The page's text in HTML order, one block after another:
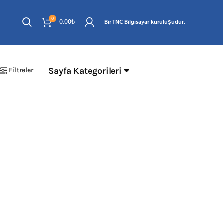
0 0.00₺ Bir TNC Bilgisayar kuruluşudur.
Sayfa Kategorileri
Filtreler